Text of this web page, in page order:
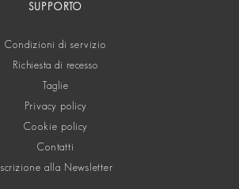
SUPPORTO
Condizioni di servizio
Richiesta di recesso
Taglie
Privacy policy
Cookie policy
Contatti
Iscrizione alla Newsletter